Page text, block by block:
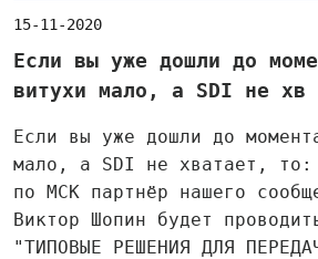
15-11-2020
Если вы уже дошли до
витухи мало, а SDI не хв
Если вы уже дошли до
мало, а SDI не хватает,
по МСК партнёр нашего
Виктор Шопин будет
"ТИПОВЫЕ РЕШЕНИЯ ДЛЯ